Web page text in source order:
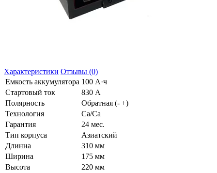
Характеристики Отзывы (0)
Емкость аккумулятора 100 А·ч
Стартовый ток
830 А
Полярность
Обратная (- +)
Технология
Ca/Ca
Гарантия
24 мес.
Тип корпуса
Азиатский
Длинна
310 мм
Ширина
175 мм
Высота
220 мм